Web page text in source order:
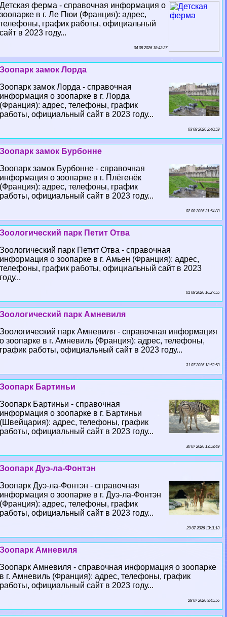
Детская ферма - справочная информация о
зоопарке в г. Ле Пюи (Франция): адрес,
телефоны, график работы, официальный
сайт в 2023 году...
04 08 2026 18:43:27
Зоопарк замок Лорда
Зоопарк замок Лорда - справочная
информация о зоопарке в г. Лорда
(Франция): адрес, телефоны, график
работы, официальный сайт в 2023 году...
03 08 2026 2:40:59
Зоопарк замок Бурбонне
Зоопарк замок Бурбонне - справочная
информация о зоопарке в г. Плёгенёк
(Франция): адрес, телефоны, график
работы, официальный сайт в 2023 году...
02 08 2026 21:54:33
Зоологический парк Петит Отва
Зоологический парк Петит Отва - справочная
информация о зоопарке в г. Амьен (Франция): адрес,
телефоны, график работы, официальный сайт в 2023
году...
01 08 2026 16:27:55
Зоологический парк Амневиля
Зоологический парк Амневиля - справочная информация
о зоопарке в г. Амневиль (Франция): адрес, телефоны,
график работы, официальный сайт в 2023 году...
31 07 2026 13:52:53
Зоопарк Бартиньи
Зоопарк Бартиньи - справочная
информация о зоопарке в г. Бартиньи
(Швейцария): адрес, телефоны, график
работы, официальный сайт в 2023 году...
30 07 2026 13:58:49
Зоопарк Дуэ-ла-Фонтэн
Зоопарк Дуэ-ла-Фонтэн - справочная
информация о зоопарке в г. Дуэ-ла-Фонтэн
(Франция): адрес, телефоны, график
работы, официальный сайт в 2023 году...
29 07 2026 13:11:13
Зоопарк Амневиля
Зоопарк Амневиля - справочная информация о зоопарке
в г. Амневиль (Франция): адрес, телефоны, график
работы, официальный сайт в 2023 году...
28 07 2026 9:45:56